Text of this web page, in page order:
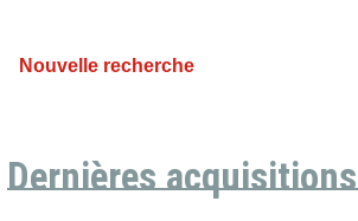
Nouvelle recherche
Dernières acquisitions